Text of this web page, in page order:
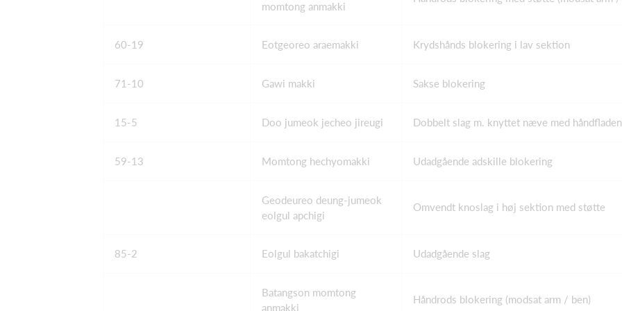
momtong anmakki
60-19 Eotgeoreo araemakki Krydshånds blokering i lav sektion
71-10 Gawi makki Sakse blokering
15-5 Doo jumeok jecheo jireugi Dobbelt slag m. knyttet næve med
59-13 Momtong hechyomakki Udadgående adskille blokering
Geodeureo deung-jumeok
eolgul apchigi
Omvendt knoslag i høj sektion med støtte
85-2 Eolgul bakatchigi Udadgående slag
Batangson momtong
anmakki
Håndrods blokering (modsat arm / ben)